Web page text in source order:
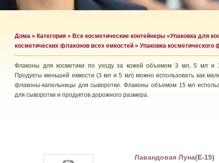
Дома » Категория » Все косметические контейнеры »Упаковка для
косметических флаконов всех емкостей » Упаковка косметического
Флаконы для косметики по уходу за кожей объемом 3 мл, 5 мл и
Продукты меньшей емкости (3 мл и 5 мл) можно использовать как
флаконы-капельницы для сыворотки. Флаконы объемом 15 мл
для сыворотки и продуктов дорожного размера.
Лавандовая Луна(E-15)